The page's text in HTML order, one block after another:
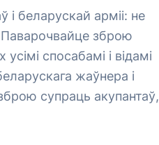
і беларускай арміі: не
Паварочвайце зброю
спосабамі і відамі
жаўнера і
супраць акупантаў,